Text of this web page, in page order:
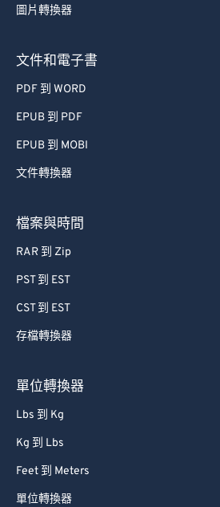
圖片轉換器
文件和電子書
PDF 到 WORD
EPUB 到 PDF
EPUB 到 MOBI
文件轉換器
檔案與時間
RAR 到 Zip
PST 到 EST
CST 到 EST
存檔轉換器
單位轉換器
Lbs 到 Kg
Kg 到 Lbs
Feet 到 Meters
單位轉換器